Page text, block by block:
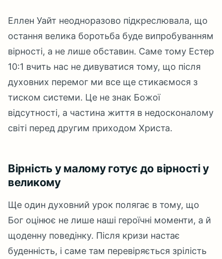
Еллен Уайт неодноразово підкреслювала, що
остання велика боротьба буде випробуванням
вірності, а не лише обставин. Саме тому Естер
10:1 вчить нас не дивуватися тому, що після
духовних перемог ми все ще стикаємося з
тиском системи. Це не знак Божої
відсутності, а частина життя в недосконалому
світі перед другим приходом Христа.
Вірність у малому готує до вірності у
великому
Ще один духовний урок полягає в тому, що
Бог оцінює не лише наші героїчні моменти, а й
щоденну поведінку. Після кризи настає
буденність, і саме там перевіряється зрілість